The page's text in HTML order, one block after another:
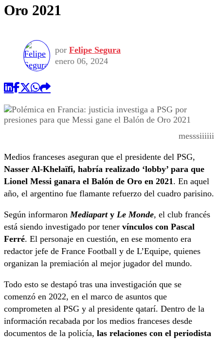
Oro 2021
por Felipe Segura
enero 06, 2024
messsiiiiii
Medios franceses aseguran que el presidente del PSG,
Nasser Al-Khelaïfi, habría realizado ‘lobby’ para que
Lionel Messi ganara el Balón de Oro en 2021. En aquel
año, el argentino fue flamante refuerzo del cuadro parisino.
Según informaronMediaparty Le Monde, el club francés
está siendo investigado por tener vínculos con Pascal
Ferré. El personaje en cuestión, en ese momento era
redactor jefe de France Football y de L’Equipe, quienes
organizan la premiación al mejor jugador del mundo.
Todo esto se destapó tras una investigación que se
comenzó en 2022, en el marco de asuntos que
comprometen al PSG y al presidente qatarí. Dentro de la
información recabada por los medios franceses desde
documentos de la policía, las relaciones con el periodista